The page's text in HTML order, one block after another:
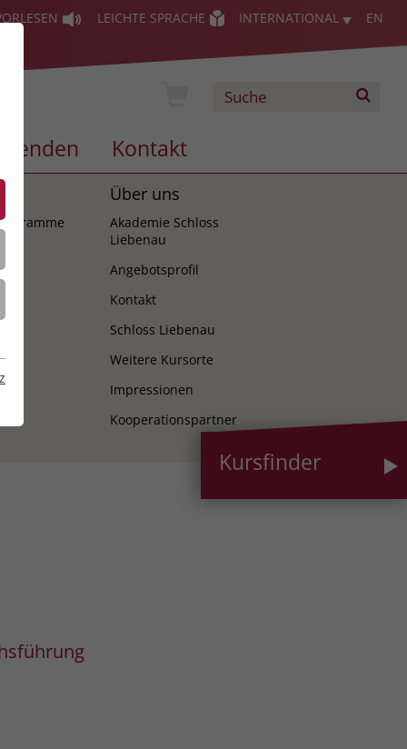
LEICHTE SPRACHE INTERNATIONAL EN
Spenden Kontakt
Über uns
Akademie Schloss
Liebenau
Angebotsprofil
Kontakt
Schloss Liebenau
Weitere Kursorte
Impressionen
Kooperationspartner
Kursfinder